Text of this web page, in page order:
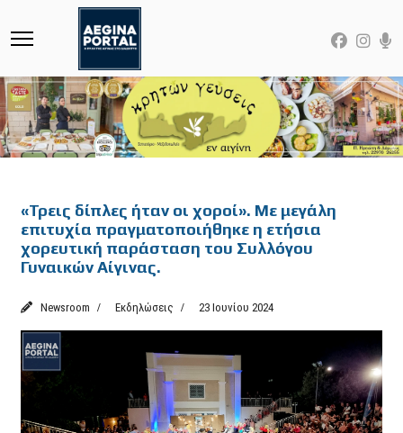
«Τρεις δίπλες ήταν οι χοροί». Με μεγάλη
επιτυχία πραγματοποιήθηκε η ετήσια
χορευτική παράσταση του Συλλόγου
Γυναικών Αίγινας.
Newsroom Εκδηλώσεις 23 Ιουνίου 2024